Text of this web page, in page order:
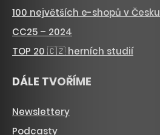
100 největších e-shopů v Česku
CC25 – 2024
TOP 20 🇨🇿 herních studií
DÁLE TVOŘÍME
Newslettery
Podcasty